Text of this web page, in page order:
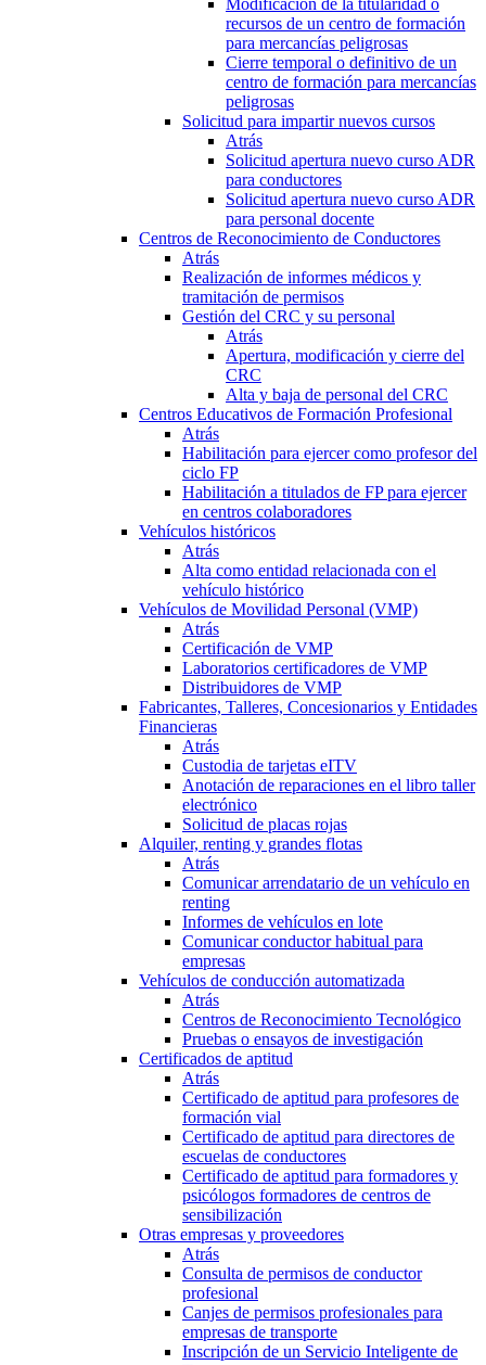
Modificación de la titularidad o
recursos de un centro de formación
para mercancías peligrosas
Cierre temporal o definitivo de un
centro de formación para mercancías
peligrosas
Solicitud para impartir nuevos cursos
Atrás
Solicitud apertura nuevo curso ADR
para conductores
Solicitud apertura nuevo curso ADR
para personal docente
Centros de Reconocimiento de Conductores
Atrás
Realización de informes médicos y
tramitación de permisos
Gestión del CRC y su personal
Atrás
Apertura, modificación y cierre del
CRC
Alta y baja de personal del CRC
Centros Educativos de Formación Profesional
Atrás
Habilitación para ejercer como profesor del
ciclo FP
Habilitación a titulados de FP para ejercer
en centros colaboradores
Vehículos históricos
Atrás
Alta como entidad relacionada con el
vehículo histórico
Vehículos de Movilidad Personal (VMP)
Atrás
Certificación de VMP
Laboratorios certificadores de VMP
Distribuidores de VMP
Fabricantes, Talleres, Concesionarios y Entidades
Financieras
Atrás
Custodia de tarjetas eITV
Anotación de reparaciones en el libro taller
electrónico
Solicitud de placas rojas
Alquiler, renting y grandes flotas
Atrás
Comunicar arrendatario de un vehículo en
renting
Informes de vehículos en lote
Comunicar conductor habitual para
empresas
Vehículos de conducción automatizada
Atrás
Centros de Reconocimiento Tecnológico
Pruebas o ensayos de investigación
Certificados de aptitud
Atrás
Certificado de aptitud para profesores de
formación vial
Certificado de aptitud para directores de
escuelas de conductores
Certificado de aptitud para formadores y
psicólogos formadores de centros de
sensibilización
Otras empresas y proveedores
Atrás
Consulta de permisos de conductor
profesional
Canjes de permisos profesionales para
empresas de transporte
Inscripción de un Servicio Inteligente de